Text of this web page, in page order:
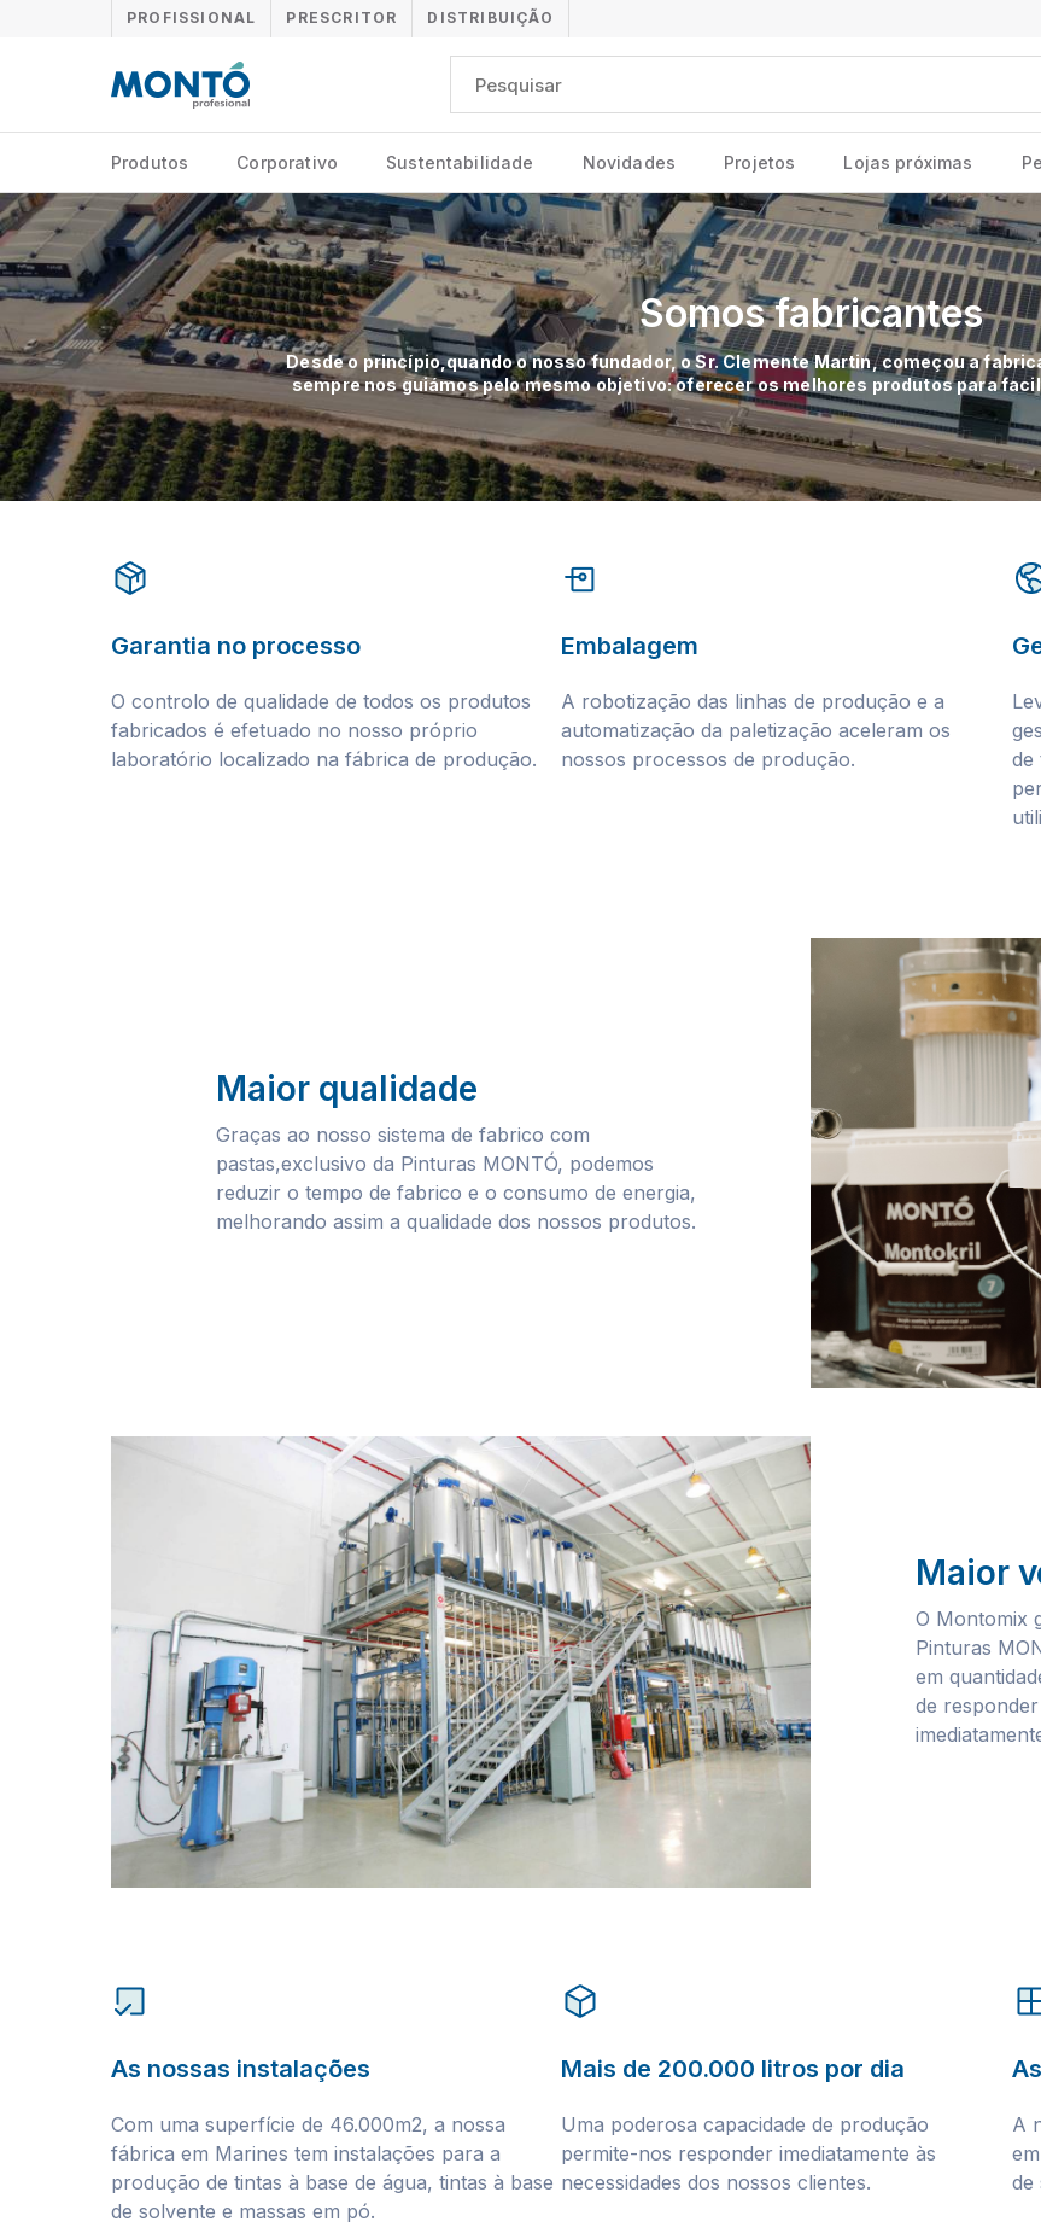
PROFISSIONAL PRESCRITOR DISTRIBUIÇÃO
Produtos Corporativo Sustentabilidade Novidades Projetos Lojas próximas
Somos fabricantes
Desde o princípio,quando o nosso fundador, o Sr. Clemente Martin, começou a
sempre nos guiámos pelo mesmo objetivo: oferecer os melhores produtos para
Garantia no processo
O controlo de qualidade de todos os produtos
fabricados é efetuado no nosso próprio
laboratório localizado na fábrica de produção.
Embalagem
A robotização das linhas de produção e a
automatização da paletização aceleram os
nossos processos de produção.
de
Maior qualidade
Graças ao nosso sistema de fabrico com
pastas,exclusivo da Pinturas MONTÓ, podemos
reduzir o tempo de fabrico e o consumo de energia,
melhorando assim a qualidade dos nossos produtos.
Maior
O Montomix
Pinturas
em
de
As nossas instalações
Com uma superfície de 46.000m2, a nossa
fábrica em Marines tem instalações para a
produção de tintas à base de água, tintas à base
de solvente e massas em pó.
Mais de 200.000 litros por dia
Uma poderosa capacidade de produção
permite-nos responder imediatamente às
necessidades dos nossos clientes.
A
de